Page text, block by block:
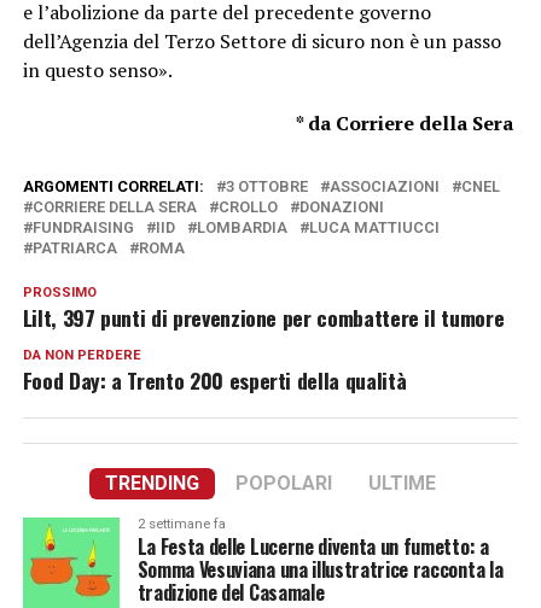
e l’abolizione da parte del precedente governo
dell’Agenzia del Terzo Settore di sicuro non è un passo
in questo senso».
* da Corriere della Sera
ARGOMENTI CORRELATI: 3 OTTOBRE ASSOCIAZIONI
CNEL
CORRIERE DELLA SERA
CROLLO
DONAZIONI
FUNDRAISING
IID LOMBARDIA
LUCA MATTIUCCI
PATRIARCA
ROMA
PROSSIMO
Lilt, 397 punti di prevenzione per combattere il tumore
DA NON PERDERE
Food Day: a Trento 200 esperti della qualità
TRENDING POPOLARI ULTIME
2 settimane fa
La Festa delle Lucerne diventa un fumetto: a
Somma Vesuviana una illustratrice racconta la
tradizione del Casamale